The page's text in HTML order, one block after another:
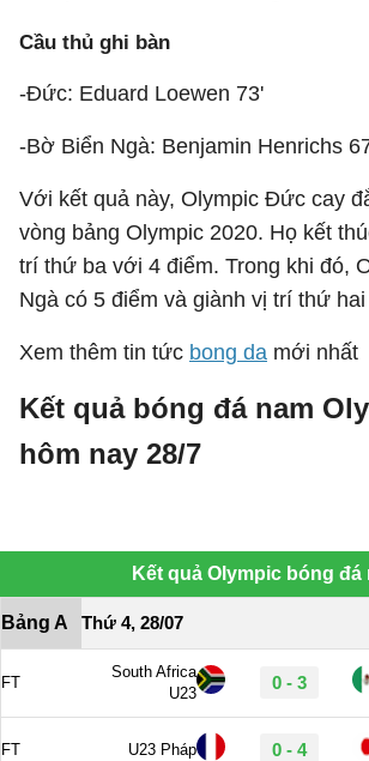
Cầu thủ ghi bàn
-Đức: Eduard Loewen 73'
-Bờ Biển Ngà: Benjamin Henrichs
Với kết quả này, Olympic Đức cay
vòng bảng Olympic 2020. Họ kết
trí thứ ba với 4 điểm. Trong khi đó,
Ngà có 5 điểm và giành vị trí thứ
Xem thêm tin tức bong da mới nhất
Kết quả bóng đá nam
hôm nay 28/7